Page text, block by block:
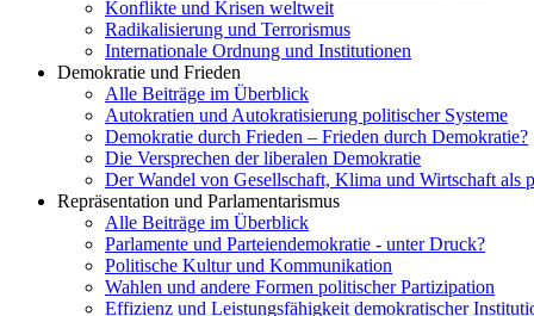
Konflikte und Krisen weltweit
Radikalisierung und Terrorismus
Internationale Ordnung und Institutionen
Demokratie und Frieden
Alle Beiträge im Überblick
Autokratien und Autokratisierung politischer Systeme
Demokratie durch Frieden – Frieden durch Demokratie?
Die Versprechen der liberalen Demokratie
Der Wandel von Gesellschaft, Klima und Wirtschaft als
Repräsentation und Parlamentarismus
Alle Beiträge im Überblick
Parlamente und Parteiendemokratie - unter Druck?
Politische Kultur und Kommunikation
Wahlen und andere Formen politischer Partizipation
Effizienz und Leistungsfähigkeit demokratischer